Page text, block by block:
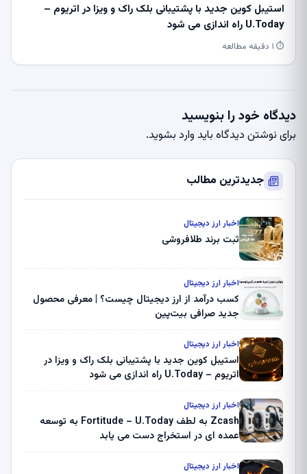
استیبل کوین جدید با پشتیبانی بلک راک و ویزا در اتریوم –
U.Today راه اندازی می شود
⏱ ۱ دقیقه مطالعه
دیدگاه خود را بنویسید
برای نوشتن دیدگاه باید وارد بشوید.
جدیدترین مطالب
اخبار ارز دیجیتال
ثبت برند طلافروشی
اخبار ارز دیجیتال
کسب درآمد از ارز دیجیتال چیست؟ | معرفی محصول
جدید صرافی بیت‌پین
اخبار ارز دیجیتال
استیبل کوین جدید با پشتیبانی بلک راک و ویزا در
اتریوم – U.Today راه اندازی می شود
اخبار ارز دیجیتال
Zcash به لطف Fortitude – U.Today به توسعه
عمده ای در استخراج دست می یابد
اخبار ارز دیجیتال